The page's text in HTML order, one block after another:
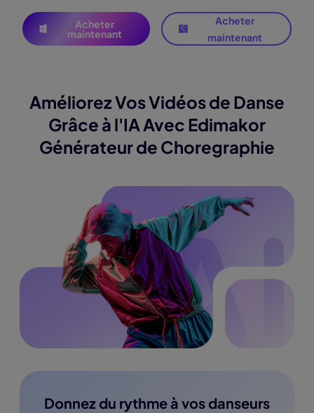
Acheter
maintenant
Acheter
maintenant
Améliorez Vos Vidéos de Danse
Grâce à l'IA Avec Edimakor
Générateur de Choregraphie
Donnez du rythme à vos danseurs